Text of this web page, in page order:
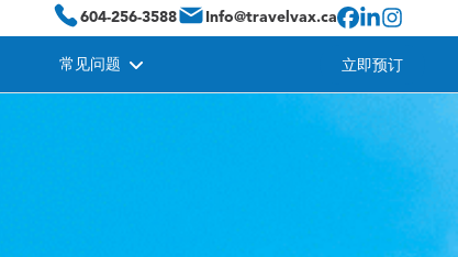
604-256-3588 Info@travelvax.ca
常见问题 立即预订